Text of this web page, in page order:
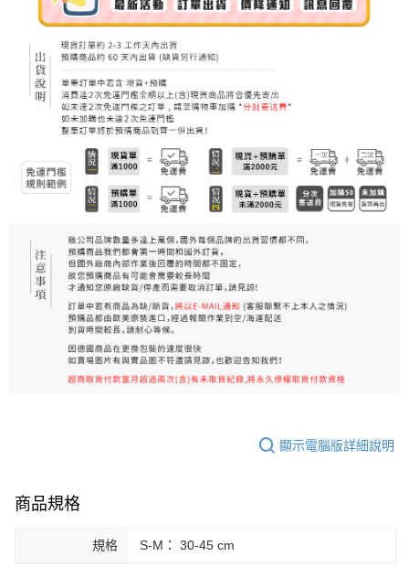
7-11取貨付款
7-11純取貨 (先付款
每筆NT$80，滿NT$999(含以上)免運費
每筆NT$100，滿NT$999(含以上)免運費
離島宅配（澎湖、金門、馬祖、小琉球）
每筆NT$250，滿NT$3,000(含以上)免運費
付款後門市自取
免運費
顯示電腦版詳細說明
商品規格
規格 S-M： 30-45 cm